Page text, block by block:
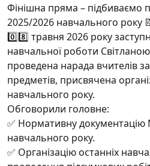
Фінішна пряма – підбиваємо
2025/2026 навчального року
0️⃣8️⃣ травня 2026 року
навчальної роботи
проведена нарада вчителів
предметів, присвячена
навчального року.
Обговорили головне:
✅ Нормативну
навчального року.
✅ Організацію останніх